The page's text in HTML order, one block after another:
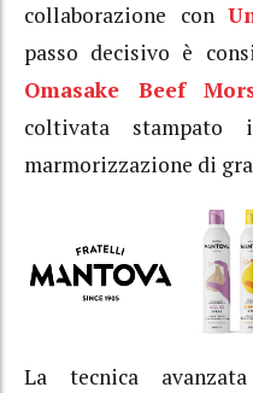
collaborazione con
passo decisivo è
Omasake Beef
coltivata
marmorizzazione di
La tecnica